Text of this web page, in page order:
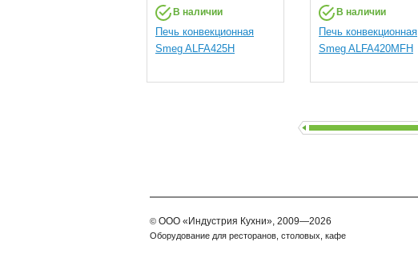
В наличии
Печь конвекционная
Smeg ALFA425H
В наличии
Печь конвекционная
Smeg ALFA420MFH
© ООО «Индустрия Кухни», 2009—2026
Оборудование для ресторанов, столовых, кафе